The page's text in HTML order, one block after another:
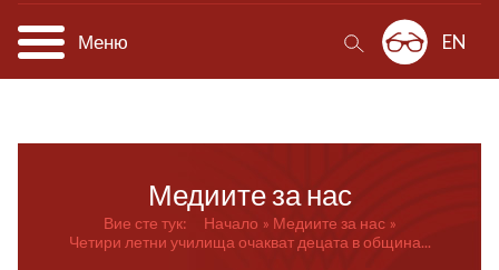
Меню EN
Медиите за нас
Вие сте тук: Начало
Медиите за нас
Четири летни училища очакват децата в община...